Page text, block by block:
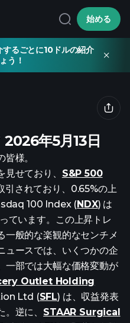
始める
するごとに10ドルの紹介
う！
年5月13日
様。
せており、 S&P 500
引されており、0.65%の上
100 Index (NDX) は
ています。この上昇トレ
一般的な楽観的なセンチメ
ュースでは、いくつかの企
一部では大幅な価格変動が
Outlet Holding
Ltd (SFL) は、収益発表
逆に、 STAAR Surgical